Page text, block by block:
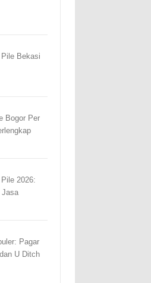
Bekasi
Bogor Per
2026:
Jasa
Pagar
U Ditch